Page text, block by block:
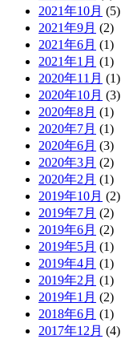
2021年10月 (5)
2021年9月 (2)
2021年6月 (1)
2021年1月 (1)
2020年11月 (1)
2020年10月 (3)
2020年8月 (1)
2020年7月 (1)
2020年6月 (3)
2020年3月 (2)
2020年2月 (1)
2019年10月 (2)
2019年7月 (2)
2019年6月 (2)
2019年5月 (1)
2019年4月 (1)
2019年2月 (1)
2019年1月 (2)
2018年6月 (1)
2017年12月 (4)